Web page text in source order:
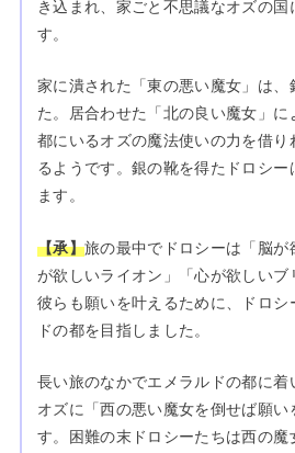
き込まれ、家ごと不思議なオズの国
す。
家に潰された「東の悪い魔女」は、
た。居合わせた「北の良い魔女」
都にいるオズの魔法使いの力を借
るようです。銀の靴を得たドロシー
ます。
【承】旅の最中でドロシーは「脳
が欲しいライオン」「心が欲しいブ
彼らも願いを叶えるために、ドロ
ドの都を目指しました。
長い旅のなかでエメラルドの都に着
オズに「西の悪い魔女を倒せば願い
す。困難の末ドロシーたちは西の魔